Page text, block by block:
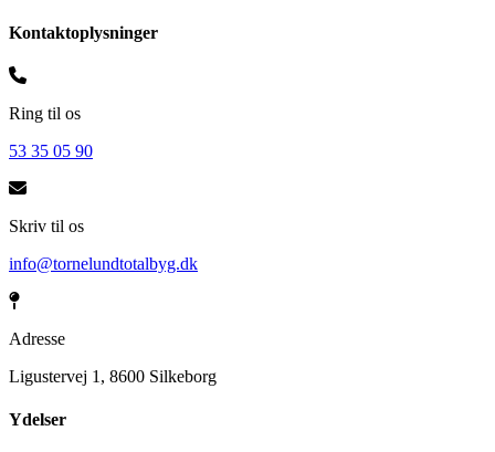
Kontaktoplysninger
Ring til os
53 35 05 90
Skriv til os
info@tornelundtotalbyg.dk
Adresse
Ligustervej 1, 8600 Silkeborg
Ydelser